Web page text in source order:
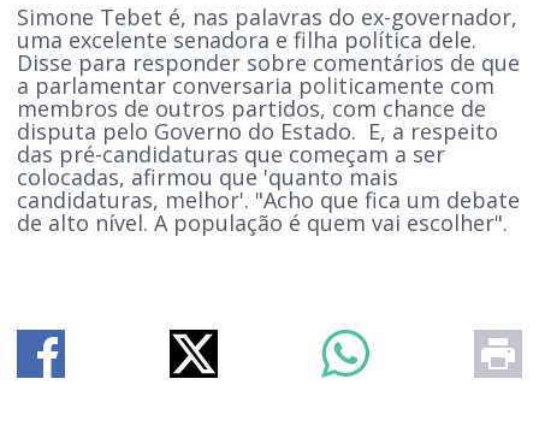
Simone Tebet é, nas palavras do ex-governador,
uma excelente senadora e filha política dele.
Disse para responder sobre comentários de que
a parlamentar conversaria politicamente com
membros de outros partidos, com chance de
disputa pelo Governo do Estado. E, a respeito
das pré-candidaturas que começam a ser
colocadas, afirmou que 'quanto mais
candidaturas, melhor'. "Acho que fica um debate
de alto nível. A população é quem vai escolher".